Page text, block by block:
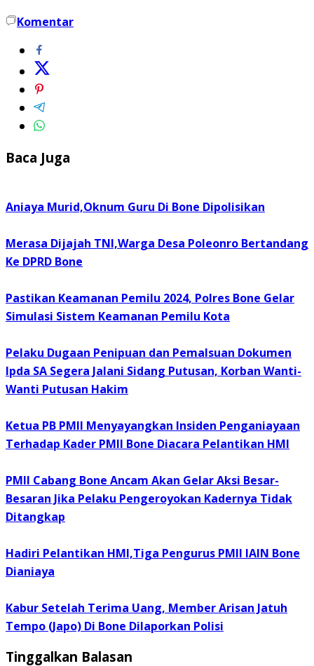
Komentar
Baca Juga
Aniaya Murid,Oknum Guru Di Bone Dipolisikan
Merasa Dijajah TNI,Warga Desa Poleonro Bertandang
Ke DPRD Bone
Pastikan Keamanan Pemilu 2024, Polres Bone Gelar
Simulasi Sistem Keamanan Pemilu Kota
Pelaku Dugaan Penipuan dan Pemalsuan Dokumen
Ipda SA Segera Jalani Sidang Putusan, Korban Wanti-
Wanti Putusan Hakim
Ketua PB PMII Menyayangkan Insiden Penganiayaan
Terhadap Kader PMII Bone Diacara Pelantikan HMI
PMII Cabang Bone Ancam Akan Gelar Aksi Besar-
Besaran Jika Pelaku Pengeroyokan Kadernya Tidak
Ditangkap
Hadiri Pelantikan HMI,Tiga Pengurus PMII IAIN Bone
Dianiaya
Kabur Setelah Terima Uang, Member Arisan Jatuh
Tempo (Japo) Di Bone Dilaporkan Polisi
Tinggalkan Balasan